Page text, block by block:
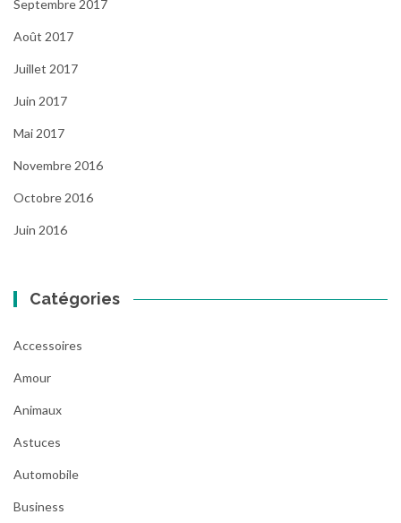
Septembre 2017
Août 2017
Juillet 2017
Juin 2017
Mai 2017
Novembre 2016
Octobre 2016
Juin 2016
Catégories
Accessoires
Amour
Animaux
Astuces
Automobile
Business